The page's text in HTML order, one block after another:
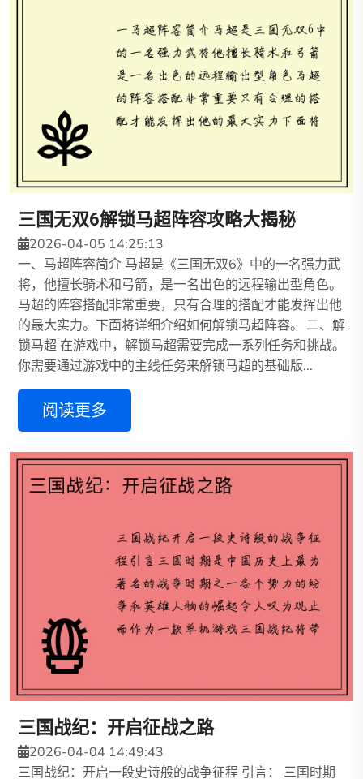
三国无双6解锁马超阵容攻略大揭秘
2026-04-05 14:25:13
一、马超阵容简介 马超是《三国无双6》中的一名强力武
将，他擅长骑术和弓箭，是一名出色的远程输出型角色。
马超的阵容搭配非常重要，只有合理的搭配才能发挥出他
的最大实力。下面将详细介绍如何解锁马超阵容。 二、解
锁马超 在游戏中，解锁马超需要完成一系列任务和挑战。
你需要通过游戏中的主线任务来解锁马超的基础版...
阅读更多
三国战纪：开启征战之路
2026-04-04 14:49:43
三国战纪：开启一段史诗般的战争征程 引言： 三国时期